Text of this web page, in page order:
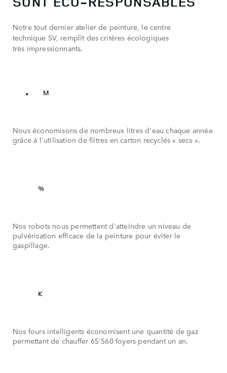
Notre tout dernier atelier de peinture, le centre
technique SV, remplit des critères écologiques
très impressionnants.
0
1
.
3
4
5
2.6 M
Nous économisons de nombreux litres d'eau chaque année
grâce à l'utilisation de filtres en carton recyclés « secs ».
2
3
4
7
8
0
2
3
4
%
Nos robots nous permettent d'atteindre un niveau de
pulvérisation efficace de la peinture pour éviter le
gaspillage.
0
4
5
3
4
K
Nos fours intelligents économisent une quantité de gaz
permettant de chauffer 65'560 foyers pendant un an.
0
1
5
6
1
2
6
7